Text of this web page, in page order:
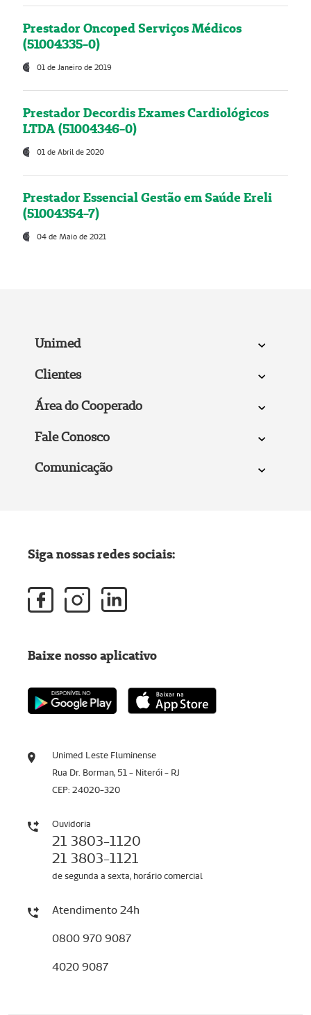
Prestador Oncoped Serviços Médicos
(51004335-0)
01 de Janeiro de 2019
Prestador Decordis Exames Cardiológicos
LTDA (51004346-0)
01 de Abril de 2020
Prestador Essencial Gestão em Saúde Ereli
(51004354-7)
04 de Maio de 2021
Unimed
Clientes
Área do Cooperado
Fale Conosco
Comunicação
Unimed Leste Fluminense
Rua Dr. Borman, 51 - Niterói - RJ
CEP: 24020-320
Ouvidoria
21 3803-1120
21 3803-1121
de segunda a sexta, horário comercial
Atendimento 24h
0800 970 9087
4020 9087
Siga nossas redes sociais:
Baixe nosso aplicativo